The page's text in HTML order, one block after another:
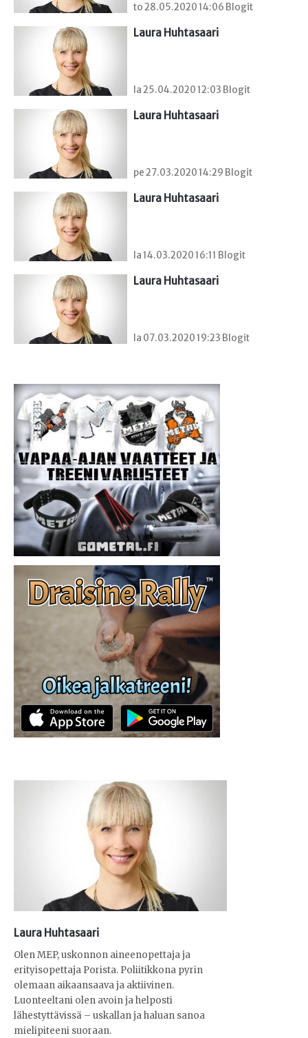
to 28.05.2020 14:06 Blogit
Laura Huhtasaari
la 25.04.2020 12:03 Blogit
Laura Huhtasaari
pe 27.03.2020 14:29 Blogit
Laura Huhtasaari
la 14.03.2020 16:11 Blogit
Laura Huhtasaari
la 07.03.2020 19:23 Blogit
Laura Huhtasaari
Olen MEP, uskonnon aineenopettaja ja
erityisopettaja Porista. Poliitikkona pyrin
olemaan aikaansaava ja aktiivinen.
Luonteeltani olen avoin ja helposti
lähestyttävissä – uskallan ja haluan sanoa
mielipiteeni suoraan.